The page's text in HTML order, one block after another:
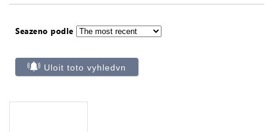
Seazeno podle
Uloit toto vyhledvn